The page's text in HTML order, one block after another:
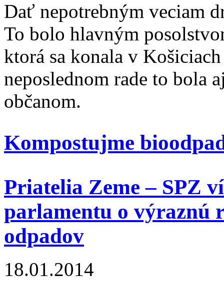
Dať nepotrebným veciam
To bolo hlavným
ktorá sa konala v
neposlednom rade to bola
občanom.
Kompostujme
Priatelia Zeme – SPZ
parlamentu o výraznú
odpadov
18.01.2014